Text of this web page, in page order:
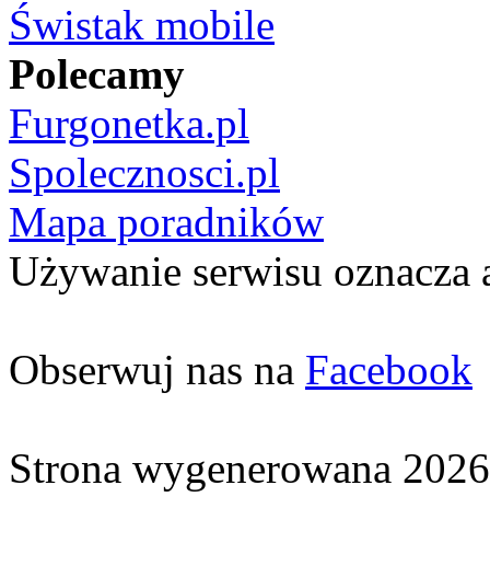
Świstak mobile
Polecamy
Furgonetka.pl
Spolecznosci.pl
Mapa poradników
Używanie serwisu oznacza
Obserwuj nas na Facebook
Strona wygenerowana